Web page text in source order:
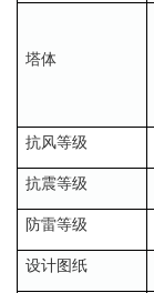
塔体
抗风等级
抗震等级
防雷等级
设计图纸